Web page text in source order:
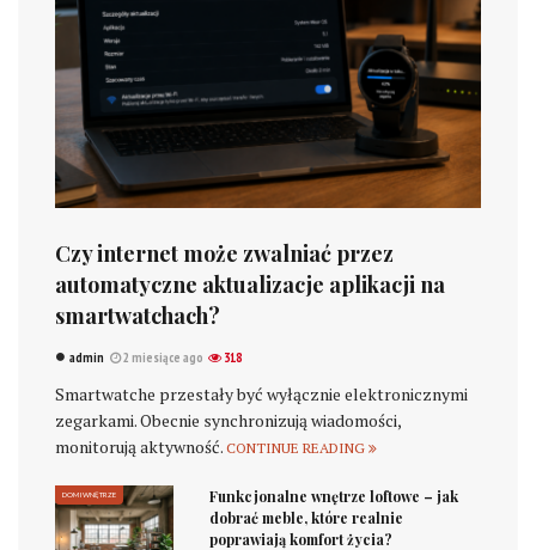
Czy internet może zwalniać przez
automatyczne aktualizacje aplikacji na
smartwatchach?
admin 2 miesiące ago 318
Smartwatche przestały być wyłącznie elektronicznymi
zegarkami. Obecnie synchronizują wiadomości,
monitorują aktywność. CONTINUE READING
DOM I WNĘTRZE
Funkcjonalne wnętrze loftowe – jak
dobrać meble, które realnie
poprawiają komfort życia?